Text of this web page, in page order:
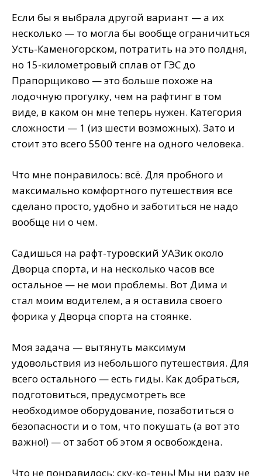
Если бы я выбрала другой вариант — а их
несколько — то могла бы вообще ограничиться
Усть-Каменогорском, потратить на это полдня,
но 15-километровый сплав от ГЭС до
Прапорщиково — это больше похоже на
лодочную прогулку, чем на рафтинг в том
виде, в каком он мне теперь нужен. Категория
сложности — 1 (из шести возможных). Зато и
стоит это всего 5500 тенге на одного человека.
Что мне понравилось: всё. Для пробного и
максимально комфортного путешествия все
сделано просто, удобно и заботиться не надо
вообще ни о чем.
Садишься на рафт-туровский УАЗик около
Дворца спорта, и на несколько часов все
остальное — не мои проблемы. Вот Дима и
стал моим водителем, а я оставила своего
форика у Дворца спорта на стоянке.
Моя задача — вытянуть максимум
удовольствия из небольшого путешествия. Для
всего остального — есть гиды. Как добраться,
подготовиться, предусмотреть все
необходимое оборудование, позаботиться о
безопасности и о том, что покушать (а вот это
важно!) — от забот об этом я освобождена.
Что не понравилось: ску-ко-тень! Мы ни разу не